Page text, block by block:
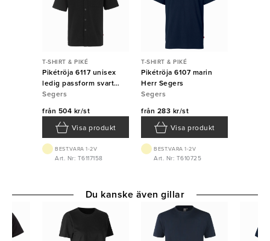
T-SHIRT & PIKÉ
Pikétröja 6117 unisex
ledig passform svart
Segers
Segers
från 504 kr/st
Visa produkt
BEST.VARA 1-2V
Art. Nr: T6117158
T-SHIRT & PIKÉ
Pikétröja 6107 marin
Herr Segers
Segers
från 283 kr/st
Visa produkt
BEST.VARA 1-2V
Art. Nr: T610725
Du kanske även gillar